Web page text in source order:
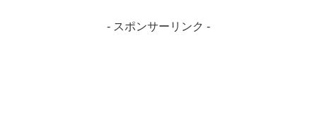
- スポンサーリンク -